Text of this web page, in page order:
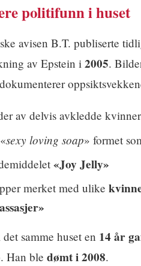
politifunn i huset
avisen B.T. publiserte
av Epstein i 2005.
av delvis avkledde
sexy loving soap» formet
«Joy Jelly»
merket med ulike
samme huset en 14 år
Han ble dømt i 2008.